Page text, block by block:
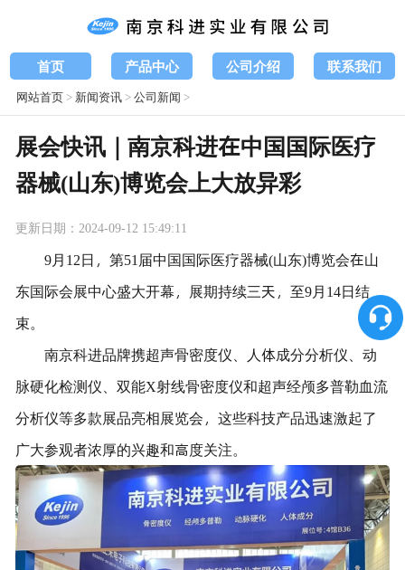
首页 产品中心 公司介绍 联系我们
网站首页> 新闻资讯>公司新闻 >
展会快讯｜南京科进在中国国际医疗
器械(山东)博览会上大放异彩
更新日期：2024-09-12 15:49:11
9月12日，第51届中国国际医疗器械(山东)博览会在山
东国际会展中心盛大开幕，展期持续三天，至9月14日结
束。
南京科进品牌携超声骨密度仪、人体成分分析仪、动
脉硬化检测仪、双能X射线骨密度仪和超声经颅多普勒血流
分析仪等多款展品亮相展览会，这些科技产品迅速激起了
广大参观者浓厚的兴趣和高度关注。